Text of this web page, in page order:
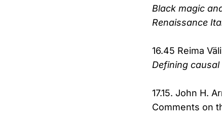
Black magic
Renaissance
16.45 Reima
Defining
17.15. John H.
Comments on